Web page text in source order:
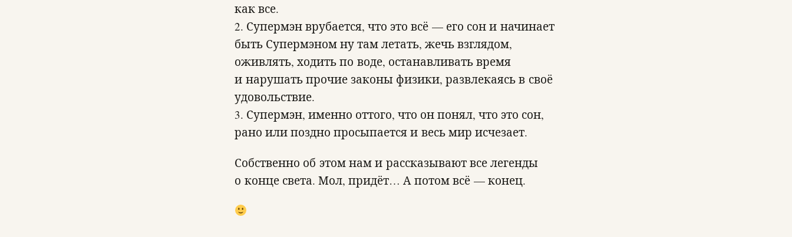
как все.
2. Супермэн врубается, что это всё — его сон и начинает
быть Супермэном ну там летать, жечь взглядом,
оживлять, ходить по воде, останавливать время
и нарушать прочие законы физики, развлекаясь в своё
удовольствие.
3. Супермэн, именно оттого, что он понял, что это сон,
рано или поздно просыпается и весь мир исчезает.
Собственно об этом нам и рассказывают все легенды
о конце света. Мол, придёт… А потом всё — конец.